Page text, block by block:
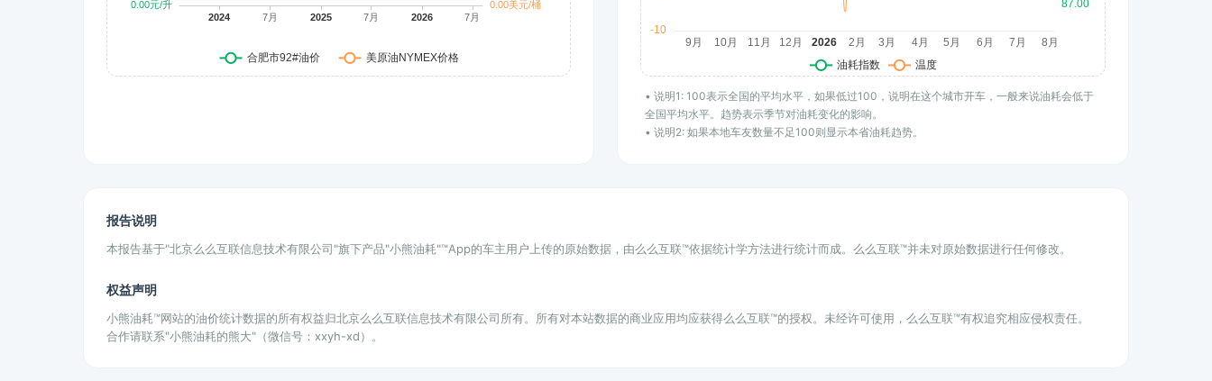
• 说明1: 100表示全国的平均水平，如果低过100，说明在这个城市开车，一般来说油耗会低于
全国平均水平。趋势表示季节对油耗变化的影响。
• 说明2: 如果本地车友数量不足100则显示本省油耗趋势。
报告说明
本报告基于"北京么么互联信息技术有限公司"旗下产品"小熊油耗"™App的车主用户上传的原始数据，由么么互联™依据统计学方法进行统计而成。么么互联™并未对原始数据进行任何修改。
权益声明
小熊油耗™网站的油价统计数据的所有权益归北京么么互联信息技术有限公司所有。所有对本站数据的商业应用均应获得么么互联™的授权。未经许可使用，么么互联™有权追究相应侵权责任。
合作请联系"小熊油耗的熊大"（微信号：xxyh-xd）。